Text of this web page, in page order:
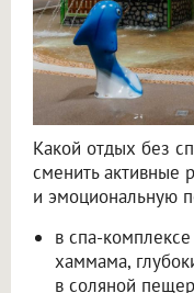
Какой отдых без
сменить активные
и эмоциональную
в спа-
хаммама,
в соляной